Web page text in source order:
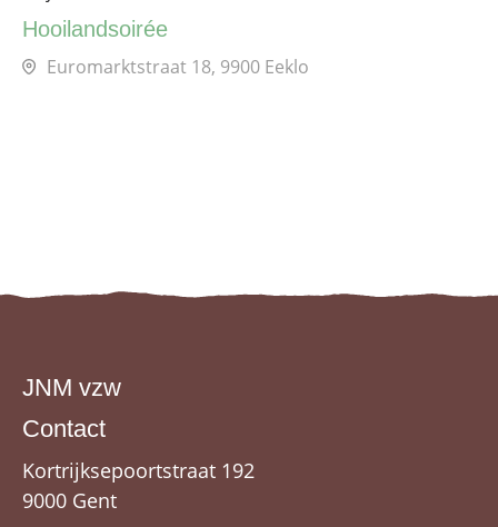
Hooilandsoirée
Euromarktstraat 18, 9900 Eeklo
JNM vzw
Contact
Kortrijksepoortstraat 192
9000 Gent